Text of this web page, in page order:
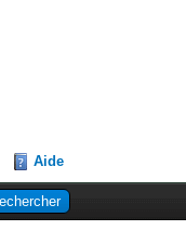
Aide